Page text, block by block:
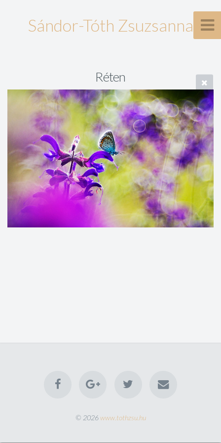
Sándor-Tóth Zsuzsanna
Réten
© 2026www.tothzsu.hu